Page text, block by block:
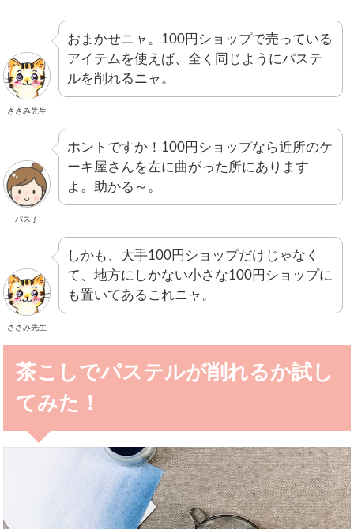
ささみ先生
おまかせニャ。100円ショップで売っている
アイテムを使えば、全く同じようにパステ
ルを削れるニャ。
パス子
ホントですか！100円ショップなら近所のケ
ーキ屋さんを左に曲がった所にあります
よ。助かる～。
ささみ先生
しかも、大手100円ショップだけじゃなく
て、地方にしかない小さな100円ショップに
も置いてあるこれニャ。
茶こしでパステルが削れるか試し
てみた！